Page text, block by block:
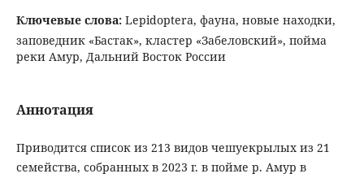
Ключевые слова: Lepidoptera, фауна, новые находки,
заповедник «Бастак», кластер «Забеловский», пойма
реки Амур, Дальний Восток России
Аннотация
Приводится список из 213 видов чешуекрылых из 21
семейства, собранных в 2023 г. в пойме р. Амур в